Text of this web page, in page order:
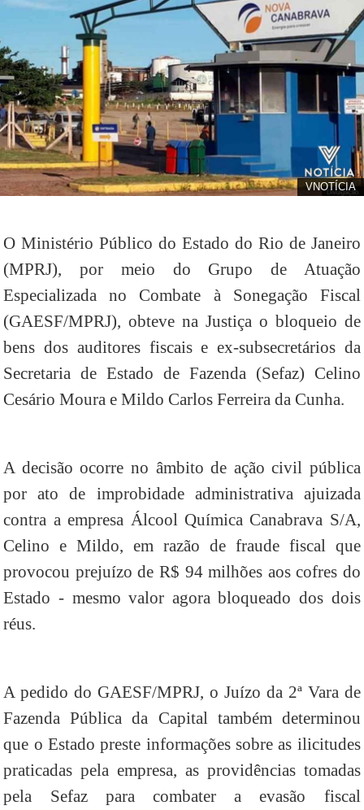
VNOTÍCIA
O Ministério Público do Estado do Rio de Janeiro
(MPRJ), por meio do Grupo de Atuação
Especializada no Combate à Sonegação Fiscal
(GAESF/MPRJ), obteve na Justiça o bloqueio de
bens dos auditores fiscais e ex-subsecretários da
Secretaria de Estado de Fazenda (Sefaz) Celino
Cesário Moura e Mildo Carlos Ferreira da Cunha.
A decisão ocorre no âmbito de ação civil pública
por ato de improbidade administrativa ajuizada
contra a empresa Álcool Química Canabrava S/A,
Celino e Mildo, em razão de fraude fiscal que
provocou prejuízo de R$ 94 milhões aos cofres do
Estado - mesmo valor agora bloqueado dos dois
réus.
A pedido do GAESF/MPRJ, o Juízo da 2ª Vara de
Fazenda Pública da Capital também determinou
que o Estado preste informações sobre as ilicitudes
praticadas pela empresa, as providências tomadas
pela Sefaz para combater a evasão fiscal